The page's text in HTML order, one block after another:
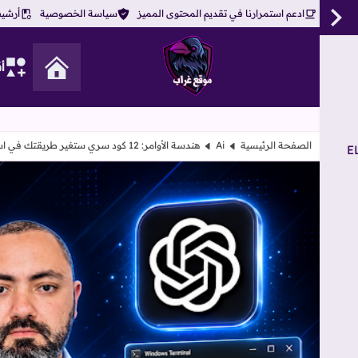
ادعم استمرارنا في تقديم المحتوى المميز سياسة الخصوصية
موقع غراب
الصفحة الرئيسية Ai هندسة الأوامر: 12 كود سري ستغير طريقتك في استخدام ChatGPT